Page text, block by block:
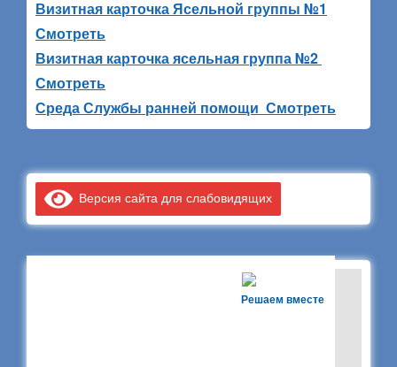
Визитная карточка Ясельной группы №1
Смотреть
Визитная карточка ясельная группа №2
Смотреть
Среда Службы ранней помощи Смотреть
Версия сайта для слабовидящих
Решаем вместе